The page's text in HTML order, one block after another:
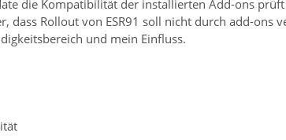
die Kompatibilität der installierten Add-ons
dass Rollout von ESR91 soll nicht durch add-ons
und mein Einfluss.